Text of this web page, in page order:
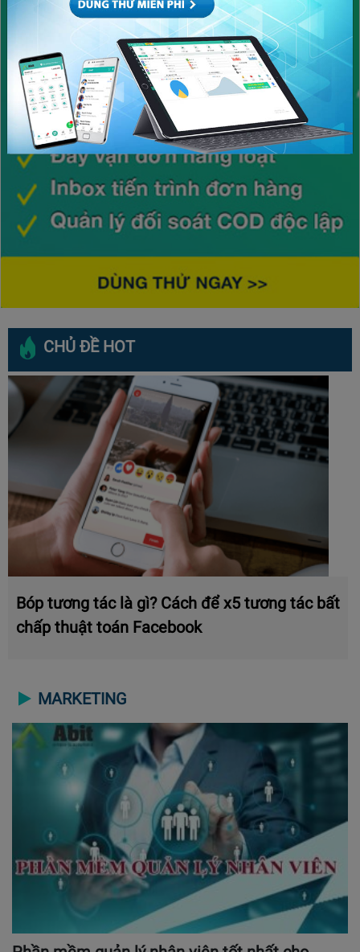
CHỦ ĐỀ HOT
Bóp tương tác là gì? Cách để x5 tương tác bất
chấp thuật toán Facebook
MARKETING